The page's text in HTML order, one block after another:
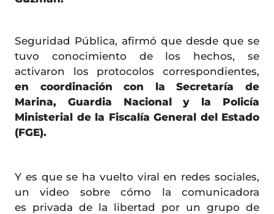
Seguridad Pública, afirmó que desde que se
tuvo conocimiento de los hechos, se
activaron los protocolos correspondientes,
en coordinación con la Secretaría de
Marina, Guardia Nacional y la Policía
Ministerial de la Fiscalía General del Estado
(FGE).
Y es que se ha vuelto viral en redes sociales,
un video sobre cómo la comunicadora
es privada de la libertad por un grupo de